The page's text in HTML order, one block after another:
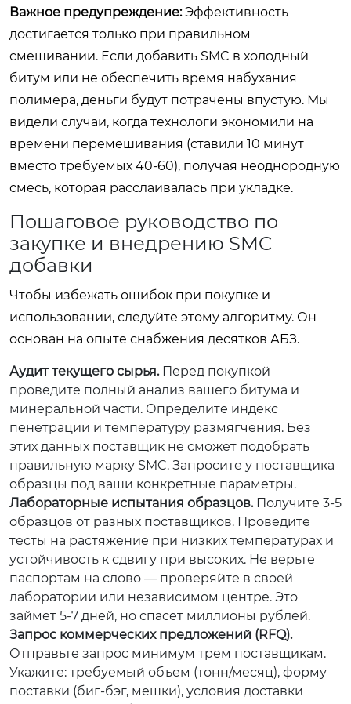
Важное предупреждение:Эффективность
достигается только при правильном
смешивании. Если добавить SMC в холодный
битум или не обеспечить время набухания
полимера, деньги будут потрачены впустую. Мы
видели случаи, когда технологи экономили на
времени перемешивания (ставили 10 минут
вместо требуемых 40-60), получая неоднородную
смесь, которая расслаивалась при укладке.
Пошаговое руководство по
закупке и внедрению SMC
добавки
Чтобы избежать ошибок при покупке и
использовании, следуйте этому алгоритму. Он
основан на опыте снабжения десятков АБЗ.
Аудит текущего сырья.Перед покупкой
проведите полный анализ вашего битума и
минеральной части. Определите индекс
пенетрации и температуру размягчения. Без
этих данных поставщик не сможет подобрать
правильную марку SMC. Запросите у поставщика
образцы под ваши конкретные параметры.
Лабораторные испытания образцов.Получите 3-5
образцов от разных поставщиков. Проведите
тесты на растяжение при низких температурах и
устойчивость к сдвигу при высоких. Не верьте
паспортам на слово — проверяйте в своей
лаборатории или независимом центре. Это
займет 5-7 дней, но спасет миллионы рублей.
Запрос коммерческих предложений (RFQ).
Отправьте запрос минимум трем поставщикам.
Укажите: требуемый объем (тонн/месяц), форму
поставки (биг-бэг, мешки), условия доставки